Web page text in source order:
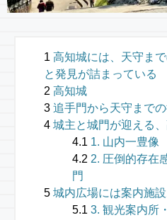
高知城には、天守ま
と発見が詰まっている
高知城
追手門から天守まで
城主と城門が迎える
1. 山内一豊像
2. 圧倒的存在
門
城内広場には案内施
3. 観光案内所